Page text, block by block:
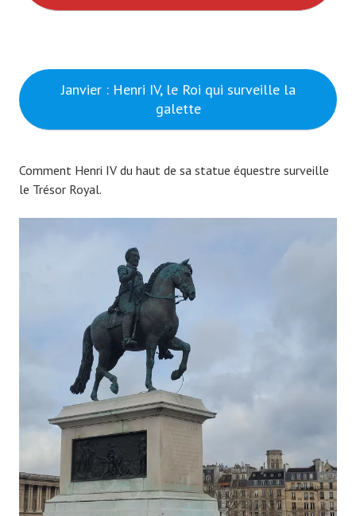
Janvier : Henri IV, le Roi qui surveille la
galette
Comment Henri IV du haut de sa statue équestre surveille
le Trésor Royal.